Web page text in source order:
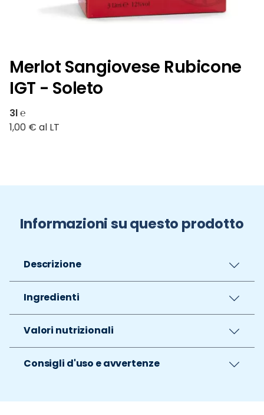
Merlot Sangiovese Rubicone
IGT - Soleto
3l ℮
1,00 € al LT
Informazioni su questo prodotto
Descrizione
Ingredienti
Valori nutrizionali
Consigli d'uso e avvertenze